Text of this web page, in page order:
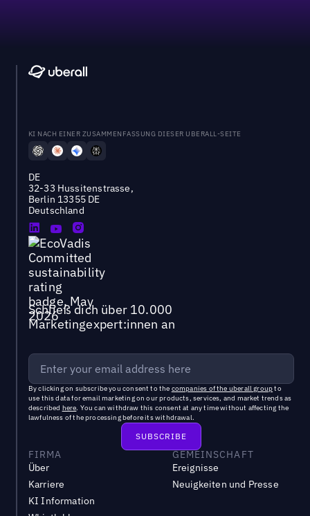
KI NACH EINER ZUSAMMENFASSUNG DIESER UBERALL-SEITE
DE
32-33 Hussitenstrasse,
Berlin 13355 DE
Deutschland
Schließ dich über 10.000
Marketingexpert:innen an
By clicking on subscribe you consent to the companies of the uberall groupto
use this data for email marketing on our products, services, and market trends as
described here. You can withdraw this consent at any time without affecting the
lawfulness of the processing before its withdrawal.
FIRMA
Über
Karriere
KI Information
GEMEINSCHAFT
Ereignisse
Neuigkeiten und Presse